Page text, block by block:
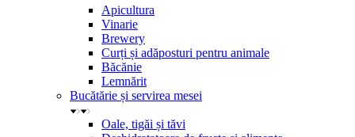
Apicultura
Vinarie
Brewery
Curți și adăposturi pentru animale
Băcănie
Lemnărit
Bucătărie și servirea mesei
Oale, tigăi și tăvi